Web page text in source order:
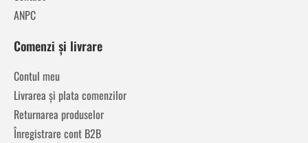
ANPC
Comenzi și livrare
Contul meu
Livrarea și plata comenzilor
Returnarea produselor
Înregistrare cont B2B